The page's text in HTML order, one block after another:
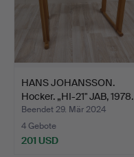
HANS JOHANSSON.
Hocker. „HI-21" JAB, 1978.
Beendet 29. Mär 2024
4 Gebote
201 USD